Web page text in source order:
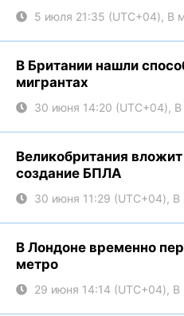
5 июля 21:35 (UTC+04), В
В Британии нашли
мигрантах
30 июня 14:20 (UTC+04),
Великобритания
создание БПЛА
30 июня 11:29 (UTC+04),
В Лондоне временно
метро
29 июня 14:14 (UTC+04),